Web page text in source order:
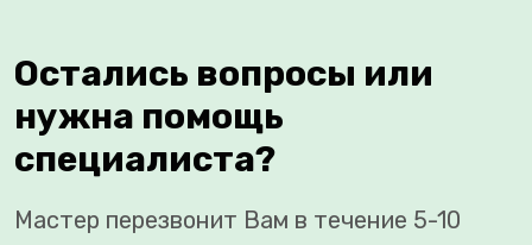
Остались вопросы или
нужна помощь
специалиста?
Мастер перезвонит Вам в течение 5-10